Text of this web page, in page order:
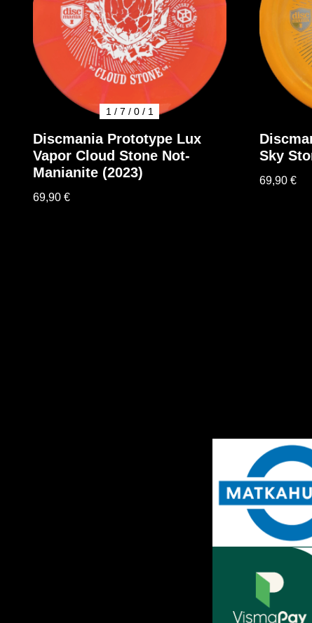
1 / 7 / 0 / 1
Discmania Prototype Lux
Vapor Cloud Stone Not-
Manianite (2023)
69,90 €
Sky
69,90€